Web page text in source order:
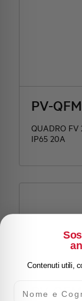
PV-
QUADRO FV
IP65 20A
PV-
Contenuti utili,